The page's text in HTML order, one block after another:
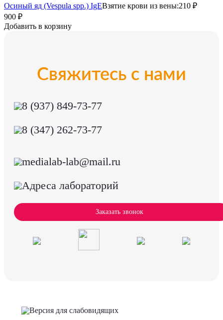
Осиный яд (Vespula spp.) IgEВзятие крови из вены:210 ₽
900 ₽
Добавить в корзину
Свяжитесь с нами
8 (937) 849-73-77
8 (347) 262-73-77
medialab-lab@mail.ru
Адреса лабораторий
Заказать звонок
Версия для слабовидящих